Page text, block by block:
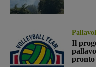
Il
pronto